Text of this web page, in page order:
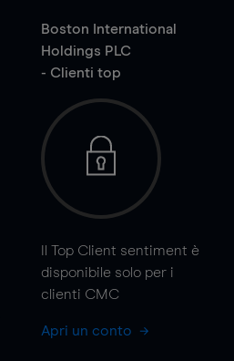
Boston International
Holdings PLC
- Clienti top
Il Top Client sentiment è
disponibile solo per i
clienti CMC
Apri un conto